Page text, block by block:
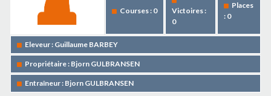
Courses : 0
Victoires :
0
Places
: 0
Eleveur : Guillaume BARBEY
Propriétaire : Bjorn GULBRANSEN
Entraîneur : Bjorn GULBRANSEN